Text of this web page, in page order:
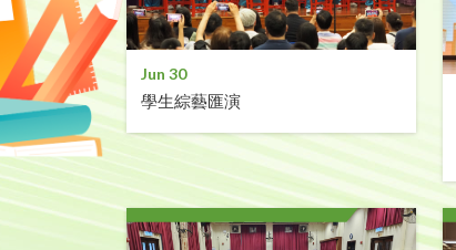
Jun 30
學生綜藝匯演